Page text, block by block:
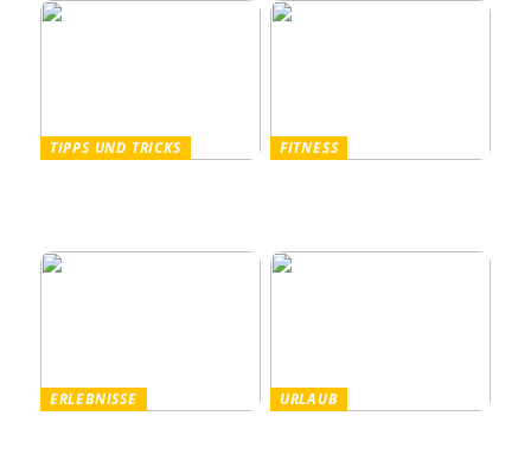
TIPPS UND TRICKS
FITNESS
ERLEBNISSE
URLAUB